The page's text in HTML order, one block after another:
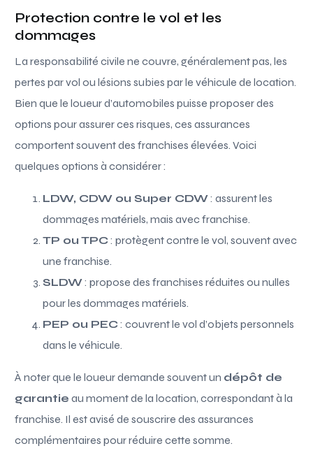
Protection contre le vol et les
dommages
La responsabilité civile ne couvre, généralement pas, les
pertes par vol ou lésions subies par le véhicule de location.
Bien que le loueur d’automobiles puisse proposer des
options pour assurer ces risques, ces assurances
comportent souvent des franchises élevées. Voici
quelques options à considérer :
LDW, CDW ou Super CDW: assurent les
dommages matériels, mais avec franchise.
TP ou TPC: protègent contre le vol, souvent avec
une franchise.
SLDW: propose des franchises réduites ou nulles
pour les dommages matériels.
PEP ou PEC: couvrent le vol d’objets personnels
dans le véhicule.
À noter que le loueur demande souvent un dépôt de
garantie au moment de la location, correspondant à la
franchise. Il est avisé de souscrire des assurances
complémentaires pour réduire cette somme.